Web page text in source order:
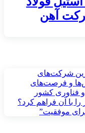
آهن
شرکت‌های
و فرصت‌های
فناوری کشور
موفقیت”